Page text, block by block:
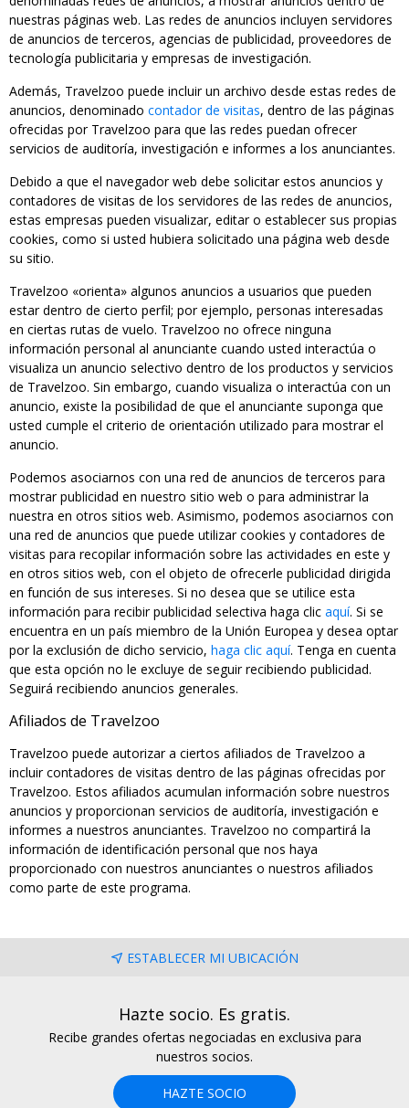
nuestras páginas web. Las redes de anuncios incluyen servidores
de anuncios de terceros, agencias de publicidad, proveedores de
tecnología publicitaria y empresas de investigación.
Además, Travelzoo puede incluir un archivo desde estas redes de
anuncios, denominado contador de visitas, dentro de las páginas
ofrecidas por Travelzoo para que las redes puedan ofrecer
servicios de auditoría, investigación e informes a los anunciantes.
Debido a que el navegador web debe solicitar estos anuncios y
contadores de visitas de los servidores de las redes de anuncios,
estas empresas pueden visualizar, editar o establecer sus propias
cookies, como si usted hubiera solicitado una página web desde
su sitio.
Travelzoo «orienta» algunos anuncios a usuarios que pueden
estar dentro de cierto perfil; por ejemplo, personas interesadas
en ciertas rutas de vuelo. Travelzoo no ofrece ninguna
información personal al anunciante cuando usted interactúa o
visualiza un anuncio selectivo dentro de los productos y servicios
de Travelzoo. Sin embargo, cuando visualiza o interactúa con un
anuncio, existe la posibilidad de que el anunciante suponga que
usted cumple el criterio de orientación utilizado para mostrar el
anuncio.
Podemos asociarnos con una red de anuncios de terceros para
mostrar publicidad en nuestro sitio web o para administrar la
nuestra en otros sitios web. Asimismo, podemos asociarnos con
una red de anuncios que puede utilizar cookies y contadores de
visitas para recopilar información sobre las actividades en este y
en otros sitios web, con el objeto de ofrecerle publicidad dirigida
en función de sus intereses. Si no desea que se utilice esta
información para recibir publicidad selectiva haga clic aquí. Si se
encuentra en un país miembro de la Unión Europea y desea optar
por la exclusión de dicho servicio, haga clic aquí. Tenga en cuenta
que esta opción no le excluye de seguir recibiendo publicidad.
Seguirá recibiendo anuncios generales.
Afiliados de Travelzoo
Travelzoo puede autorizar a ciertos afiliados de Travelzoo a
incluir contadores de visitas dentro de las páginas ofrecidas por
Travelzoo. Estos afiliados acumulan información sobre nuestros
anuncios y proporcionan servicios de auditoría, investigación e
informes a nuestros anunciantes. Travelzoo no compartirá la
información de identificación personal que nos haya
proporcionado con nuestros anunciantes o nuestros afiliados
como parte de este programa.
ESTABLECER MI UBICACIÓN
Hazte socio. Es gratis.
Recibe grandes ofertas negociadas en exclusiva para
nuestros socios.
HAZTE SOCIO